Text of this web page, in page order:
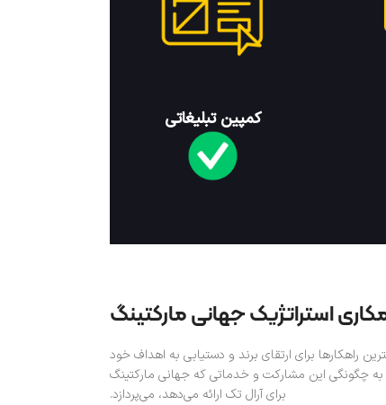
کمپین تبلیغاتی
استراتژیک جهانی مارکتینگ
راهکارها برای ارتقای برند و دستیابی به اهداف خود
به چگونگی این مشارکت و خدماتی که جهانی مارکتینگ
برای آرال تک ارائه می‌دهد، می‌پردازد.